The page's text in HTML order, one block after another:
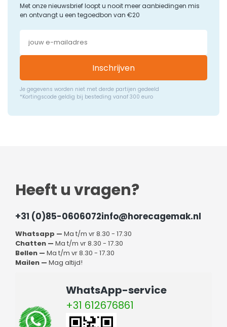
Met onze nieuwsbrief loopt u nooit meer aanbiedingen mis
en ontvangt u een tegoedbon van €20
Inschrijven
Je gegevens worden niet met derde partijen gedeeld
*Kortingscode geldig bij besteding vanaf 300 euro
Heeft u vragen?
+31 (0)85-0606072info@horecagemak.nl
Whatsapp — Ma t/m vr 8.30 - 17.30
Chatten — Ma t/m vr 8.30 - 17.30
Bellen — Ma t/m vr 8.30 - 17.30
Mailen — Mag altijd!
WhatsApp-service
+31 612676861